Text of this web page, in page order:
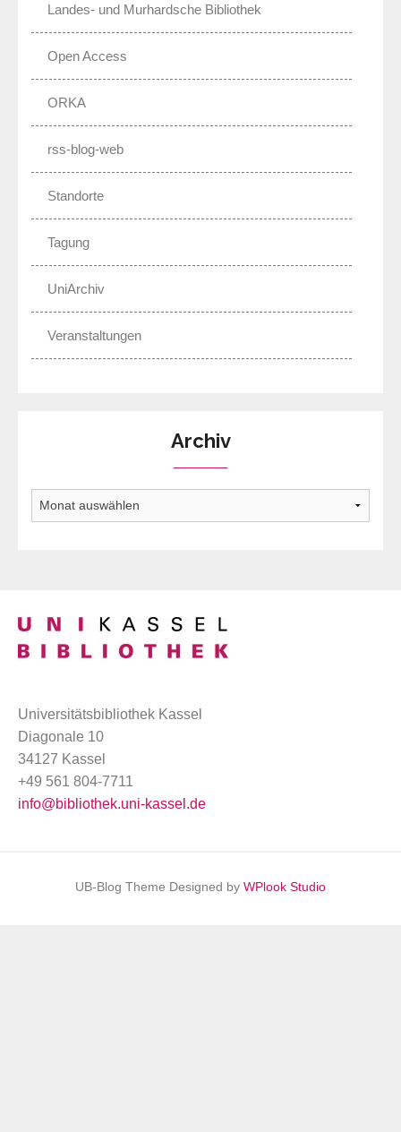
Landes- und Murhardsche Bibliothek
Open Access
ORKA
rss-blog-web
Standorte
Tagung
UniArchiv
Veranstaltungen
Archiv
Archiv
Universitätsbibliothek Kassel
Diagonale 10
34127 Kassel
+49 561 804-7711
info@bibliothek.uni-kassel.de
UB-Blog Theme Designed by WPlook Studio